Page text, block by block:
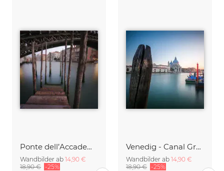
Ponte dell’Accademia | Venice | Italy, Ponte dell’Accademia | Venedig | Italien
Wandbilder ab 14,90 €
18,90 € -25%
Venedig - Canal Grande
Wandbilder ab 14,90 €
18,90 € -25%